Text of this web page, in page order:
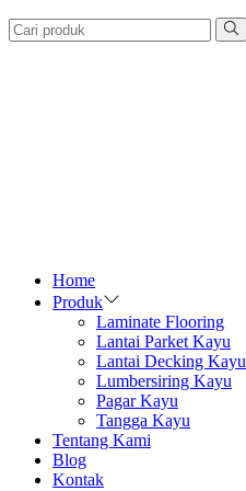
Home
Produk
Laminate Flooring
Lantai Parket Kayu
Lantai Decking Kayu
Lumbersiring Kayu
Pagar Kayu
Tangga Kayu
Tentang Kami
Blog
Kontak